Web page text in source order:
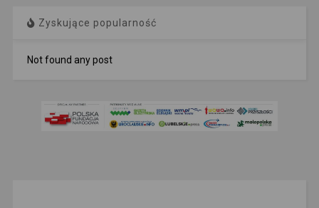
Zyskujące popularność
Not found any post